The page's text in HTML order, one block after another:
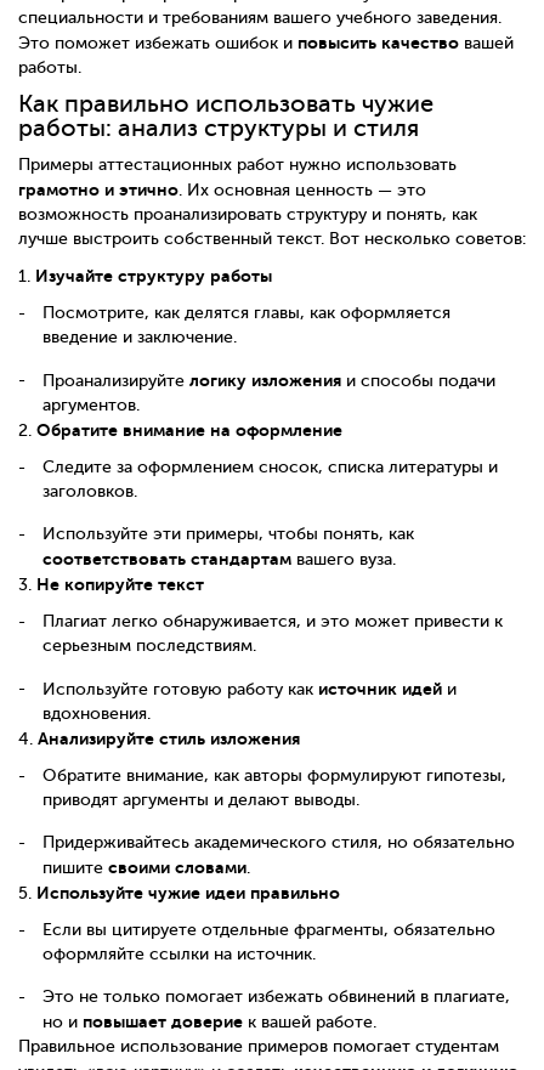
специальности и требованиям вашего учебного заведения.
Это поможет избежать ошибок и повысить качество вашей
работы.
Как правильно использовать чужие
работы: анализ структуры и стиля
Примеры аттестационных работ нужно использовать
грамотно и этично . Их основная ценность — это
возможность проанализировать структуру и понять, как
лучше выстроить собственный текст. Вот несколько советов:
1. Изучайте структуру работы
Посмотрите, как делятся главы, как оформляется
введение и заключение.
Проанализируйте логику изложения и способы подачи
аргументов.
2. Обратите внимание на оформление
Следите за оформлением сносок, списка литературы и
заголовков.
Используйте эти примеры, чтобы понять, как
соответствовать стандартам вашего вуза.
3. Не копируйте текст
Плагиат легко обнаруживается, и это может привести к
серьезным последствиям.
Используйте готовую работу как источник идей и
вдохновения.
4. Анализируйте стиль изложения
Обратите внимание, как авторы формулируют гипотезы,
приводят аргументы и делают выводы.
Придерживайтесь академического стиля, но обязательно
пишите своими словами
5. Используйте чужие идеи правильно
Если вы цитируете отдельные фрагменты, обязательно
оформляйте ссылки на источник.
Это не только помогает избежать обвинений в плагиате,
но и повышает доверие к вашей работе.
Правильное использование примеров помогает студентам